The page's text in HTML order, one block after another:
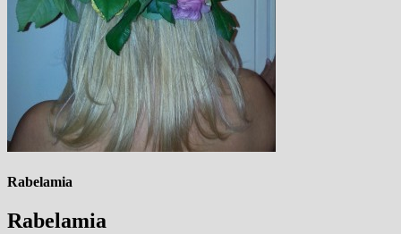
Rabelamia
Rabelamia